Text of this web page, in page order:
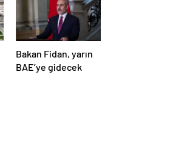
Bakan Fidan, yarın
BAE’ye gidecek